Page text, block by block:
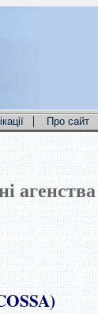
| Про сайт
агенства